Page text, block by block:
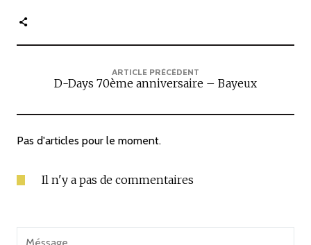
ARTICLE PRÉCÉDENT
D-Days 70ème anniversaire – Bayeux
Pas d'articles pour le moment.
Il n'y a pas de commentaires